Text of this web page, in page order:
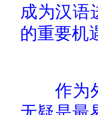
成为汉语
的重要机
作为